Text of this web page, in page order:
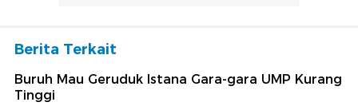
Berita Terkait
Buruh Mau Geruduk Istana Gara-gara UMP Kurang
Tinggi